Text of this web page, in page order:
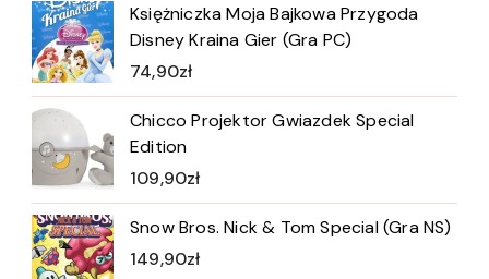
Księżniczka Moja Bajkowa Przygoda
Disney Kraina Gier (Gra PC)
74,90zł
Chicco Projektor Gwiazdek Special
Edition
109,90zł
Snow Bros. Nick & Tom Special (Gra NS)
149,90zł